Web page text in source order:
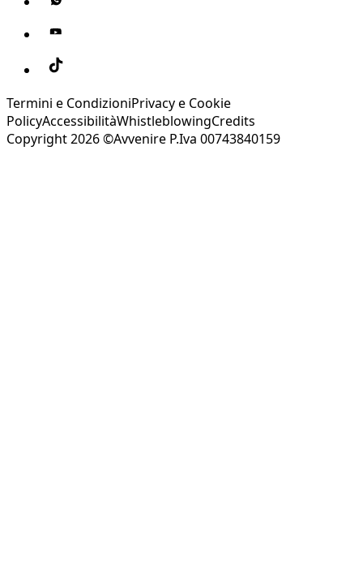
Termini e CondizioniPrivacy e Cookie
PolicyAccessibilitàWhistleblowingCredits
Copyright 2026 ©Avvenire P.Iva 00743840159